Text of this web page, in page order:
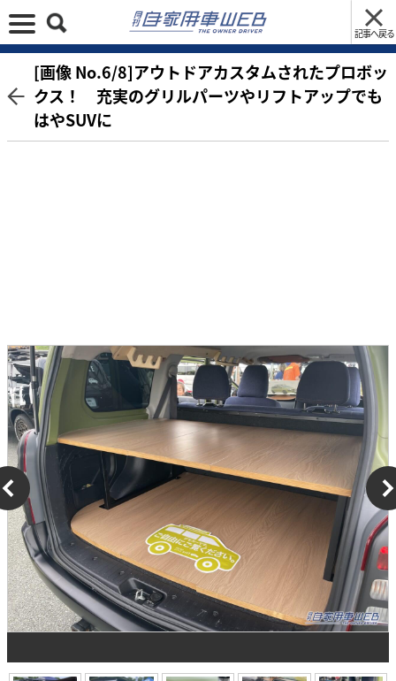
記事へ戻る
[画像 No.6/8]アウトドアカスタムされたプロボッ
クス！ 充実のグリルパーツやリフトアップでも
はやSUVに